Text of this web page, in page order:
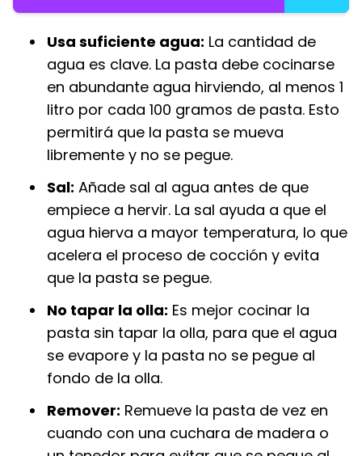
Usa suficiente agua: La cantidad de
agua es clave. La pasta debe cocinarse
en abundante agua hirviendo, al menos 1
litro por cada 100 gramos de pasta. Esto
permitirá que la pasta se mueva
libremente y no se pegue.
Sal: Añade sal al agua antes de que
empiece a hervir. La sal ayuda a que el
agua hierva a mayor temperatura, lo que
acelera el proceso de cocción y evita
que la pasta se pegue.
No tapar la olla: Es mejor cocinar la
pasta sin tapar la olla, para que el agua
se evapore y la pasta no se pegue al
fondo de la olla.
Remover: Remueve la pasta de vez en
cuando con una cuchara de madera o